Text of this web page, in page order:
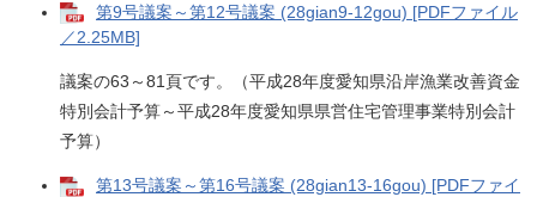
第9号議案～第12号議案 (28gian9-12gou) [PDFファイル
／2.25MB]
議案の63～81頁です。（平成28年度愛知県沿岸漁業改善資金
特別会計予算～平成28年度愛知県県営住宅管理事業特別会計
予算）
第13号議案～第16号議案 (28gian13-16gou) [PDFファイ